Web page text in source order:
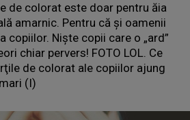
de colorat este doar pentru ăia
amarnic. Pentru că şi oamenii
copiilor. Nişte copii care o „ard”
chiar pervers! FOTO LOL. Ce
de colorat ale copiilor ajung
(I)